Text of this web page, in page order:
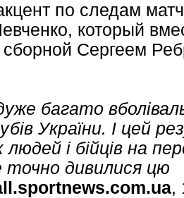
по следам
который
Сергеем
багато
України. І цей
і бійців на
точно дивилися цю
,